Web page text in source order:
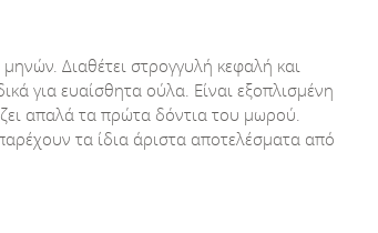
Διαθέτει στρογγυλή κεφαλή και
για ευαίσθητα ούλα. Είναι εξοπλισμένη
απαλά τα πρώτα δόντια του μωρού.
τα ίδια άριστα αποτελέσματα από